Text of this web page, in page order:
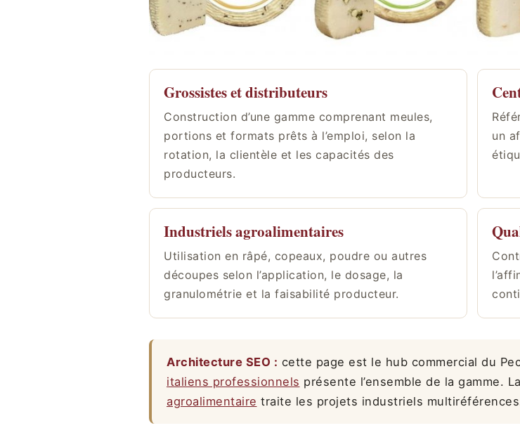
Grossistes et distributeurs
Construction d’une gamme comprenant meules,
portions et formats prêts à l’emploi, selon la
rotation, la clientèle et les capacités des
producteurs.
un
Industriels agroalimentaires
Utilisation en râpé, copeaux, poudre ou autres
découpes selon l’application, le dosage, la
granulométrie et la faisabilité producteur.
Architecture SEO : cette page est le hub commercial du
italiens professionnels présente l’ensemble de la gamme.
agroalimentaire traite les projets industriels